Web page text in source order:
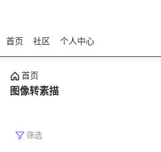
首页 社区 个人中心
首页
图像转素描
筛选